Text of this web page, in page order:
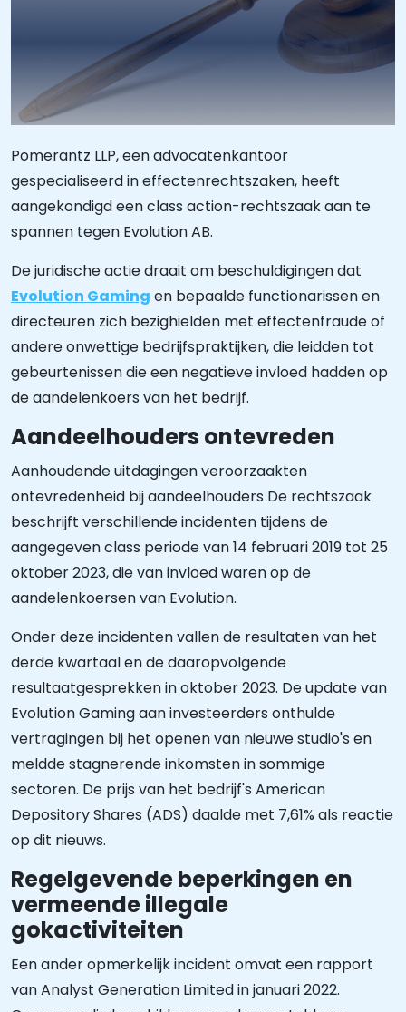
Pomerantz LLP, een advocatenkantoor
gespecialiseerd in effectenrechtszaken, heeft
aangekondigd een class action-rechtszaak aan te
spannen tegen Evolution AB.
De juridische actie draait om beschuldigingen dat
Evolution Gaming en bepaalde functionarissen en
directeuren zich bezighielden met effectenfraude of
andere onwettige bedrijfspraktijken, die leidden tot
gebeurtenissen die een negatieve invloed hadden op
de aandelenkoers van het bedrijf.
Aandeelhouders ontevreden
Aanhoudende uitdagingen veroorzaakten
ontevredenheid bij aandeelhouders De rechtszaak
beschrijft verschillende incidenten tijdens de
aangegeven class periode van 14 februari 2019 tot 25
oktober 2023, die van invloed waren op de
aandelenkoersen van Evolution.
Onder deze incidenten vallen de resultaten van het
derde kwartaal en de daaropvolgende
resultaatgesprekken in oktober 2023. De update van
Evolution Gaming aan investeerders onthulde
vertragingen bij het openen van nieuwe studio's en
meldde stagnerende inkomsten in sommige
sectoren. De prijs van het bedrijf's American
Depository Shares (ADS) daalde met 7,61% als reactie
op dit nieuws.
Regelgevende beperkingen en
vermeende illegale
gokactiviteiten
Een ander opmerkelijk incident omvat een rapport
van Analyst Generation Limited in januari 2022.